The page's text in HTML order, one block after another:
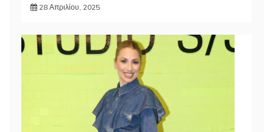
28 Απριλίου, 2025